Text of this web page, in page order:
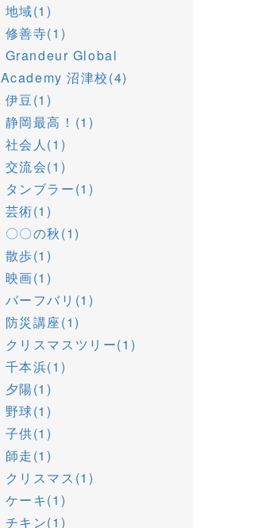
地域(1)
修善寺(1)
Grandeur Global
Academy 沼津校(4)
伊豆(1)
静岡最高！(1)
社会人(1)
交流会(1)
タンブラー(1)
芸術(1)
〇〇の秋(1)
散歩(1)
映画(1)
バーフバリ(1)
防災講座(1)
クリスマスツリー(1)
千本浜(1)
夕陽(1)
野球(1)
子供(1)
師走(1)
クリスマス(1)
ケーキ(1)
チキン(1)